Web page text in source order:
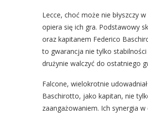
Lecce, choć może nie błyszczy
opiera się ich gra. Podstawowy
oraz kapitanem Federico
to gwarancja nie tylko
drużynie walczyć do ostatniego
Falcone, wielokrotnie
Baschirotto, jako kapitan, nie
zaangażowaniem. Ich synergia